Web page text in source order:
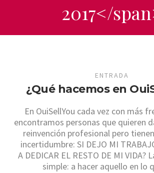
2017</
ENTRADA
¿Qué hacemos en
En OuiSellYou cada vez con más
encontramos personas que quieren
reinvención profesional pero
incertidumbre: SI DEJO MI
A DEDICAR EL RESTO DE MI VIDA?
simple: a hacer aquello en lo